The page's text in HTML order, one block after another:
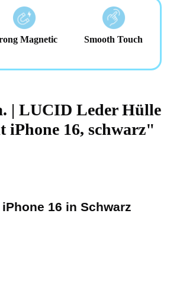
Magnetic Smooth Touch
| LUCID Leder Hülle
iPhone 16, schwarz"
16 in Schwarz